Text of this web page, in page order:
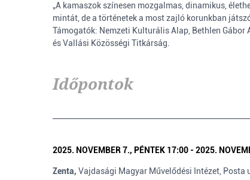
„A kamaszok színesen mozgalmas, dinamikus,
mintát, de a történetek a most zajló korunkban
Támogatók: Nemzeti Kulturális Alap, Bethlen
és Vallási Közösségi Titkárság.
Időpontok
2025. NOVEMBER 7., PÉNTEK 17:00 - 2025.
Zenta, Vajdasági Magyar Művelődési Intézet, Posta